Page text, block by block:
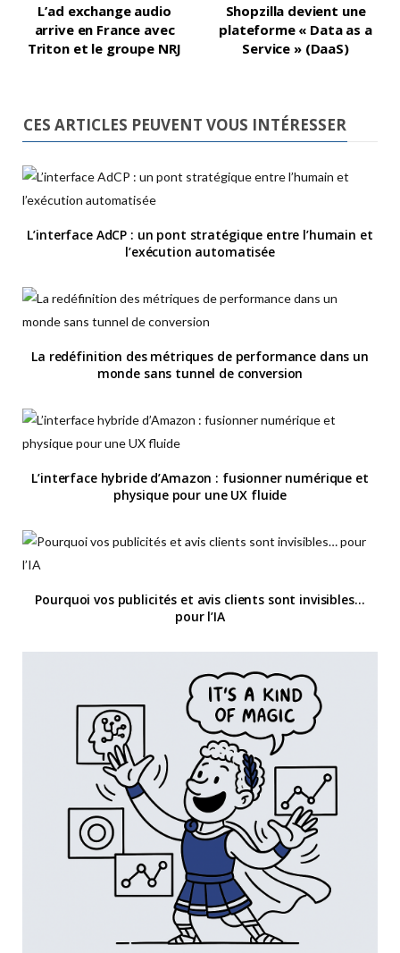
L’ad exchange audio
arrive en France avec
Triton et le groupe NRJ
Shopzilla devient une
plateforme « Data as a
Service » (DaaS)
CES ARTICLES PEUVENT VOUS INTÉRESSER
L’interface AdCP : un pont stratégique entre l’humain et
l’exécution automatisée
La redéfinition des métriques de performance dans un
monde sans tunnel de conversion
L’interface hybride d’Amazon : fusionner numérique et
physique pour une UX fluide
Pourquoi vos publicités et avis clients sont invisibles…
pour l’IA